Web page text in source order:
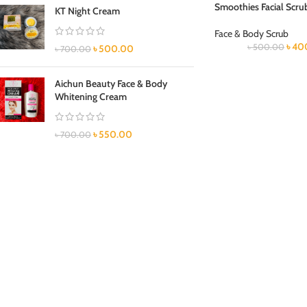
KT Night Cream
৳700.00 ৳500.00
Aichun Beauty Face & Body
Whitening Cream
৳700.00 ৳550.00
Smoothies Facial
Face & Body Scrub
৳500.00 ৳